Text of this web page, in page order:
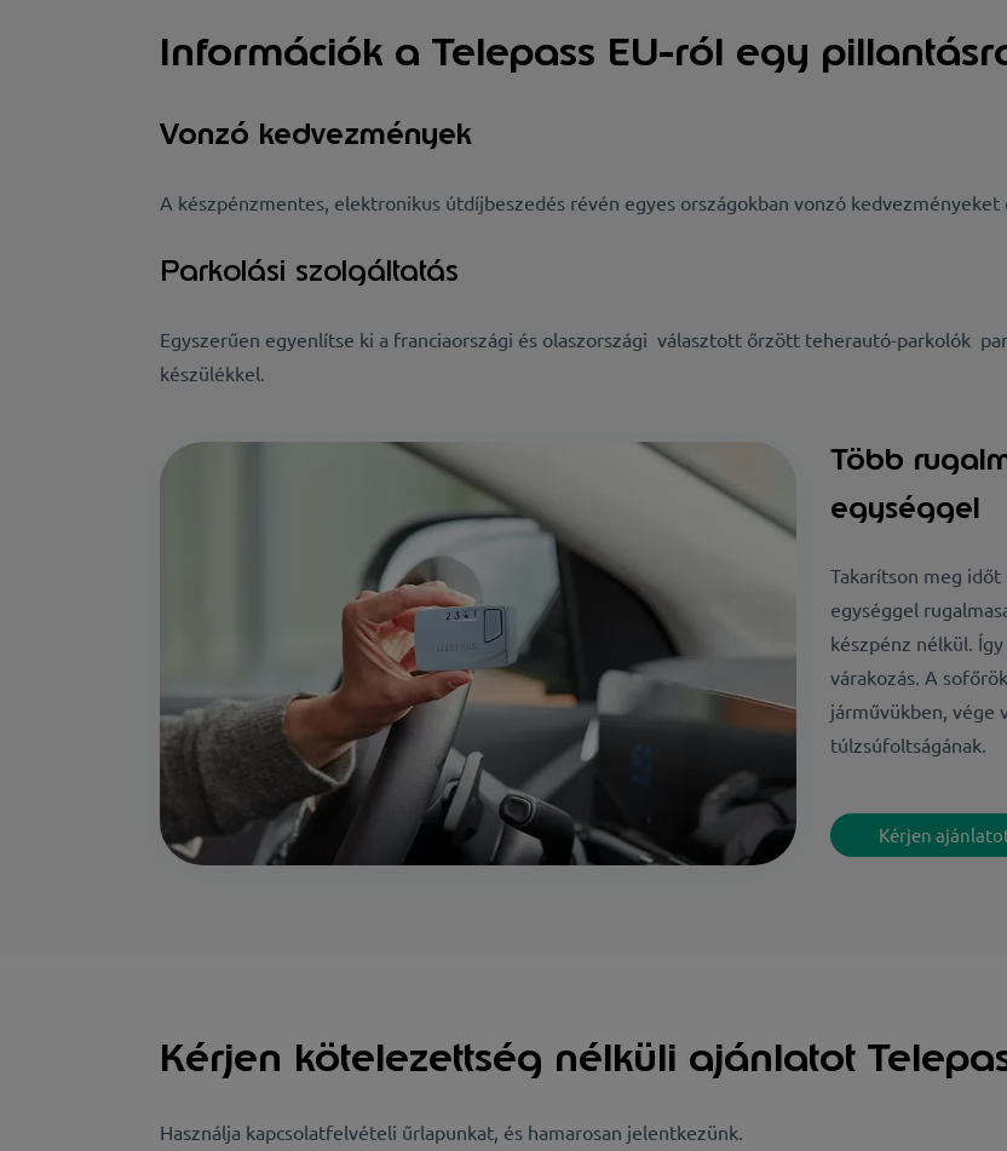
Információk a Telepass EU-ról egy
Vonzó kedvezmények
A készpénzmentes, elektronikus útdíjbeszedés révén egyes országokban vonzó
Parkolási szolgáltatás
Egyszerűen egyenlítse ki a franciaországi és olaszországi választott őrzött teherautó-parkolók
készülékkel.
Több
egységgel
Takarítson meg
egységgel
készpénz nélkül.
várakozás. A
járművükben, vége
túlzsúfoltságának.
Kérjen
Kérjen kötelezettség nélküli ajánlatot
Használja kapcsolatfelvételi űrlapunkat, és hamarosan jelentkezünk.